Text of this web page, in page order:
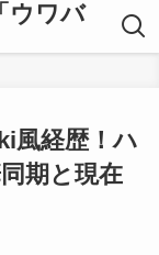
ウワバ
風経歴！ハ
期と現在